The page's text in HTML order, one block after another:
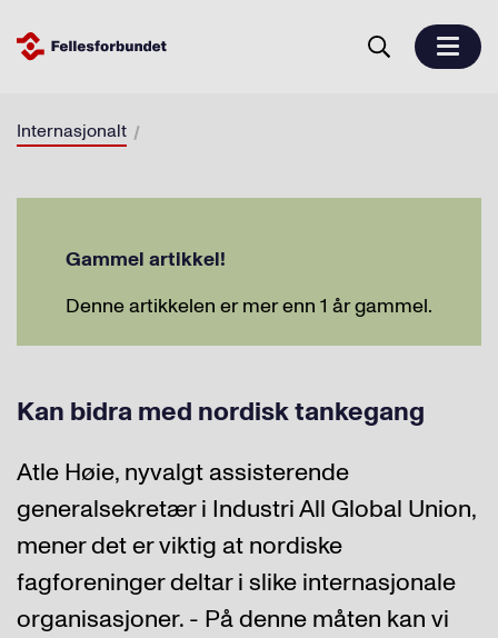
Internasjonalt
Gammel artikkel!
Denne artikkelen er mer enn 1 år gammel.
Kan bidra med nordisk tankegang
Atle Høie, nyvalgt assisterende
generalsekretær i Industri All Global Union,
mener det er viktig at nordiske
fagforeninger deltar i slike internasjonale
organisasjoner. - På denne måten kan vi